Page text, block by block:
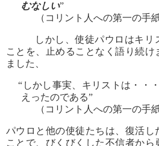
むなしい”
（コリント人への第一の手紙
しかし、使徒パウロはキリ
ことを、止めることなく語り続
ました、
“しかし事実、キリストは・・
えったのである”
（コリント人への第一の手紙
パウロと他の使徒たちは、復活し
ことで、びくびくした不信者から